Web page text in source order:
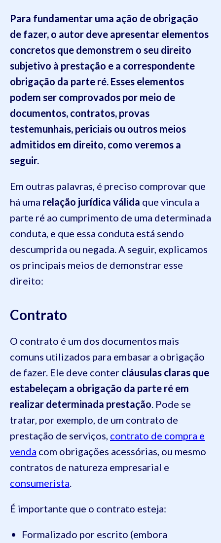
Para fundamentar uma ação de obrigação
de fazer, o autor deve apresentar elementos
concretos que demonstrem o seu direito
subjetivo à prestação e a correspondente
obrigação da parte ré. Esses elementos
podem ser comprovados por meio de
documentos, contratos, provas
testemunhais, periciais ou outros meios
admitidos em direito, como veremos a
seguir.
Em outras palavras, é preciso comprovar que
há uma relação jurídica válida que vincula a
parte ré ao cumprimento de uma determinada
conduta, e que essa conduta está sendo
descumprida ou negada. A seguir, explicamos
os principais meios de demonstrar esse
direito:
Contrato
O contrato é um dos documentos mais
comuns utilizados para embasar a obrigação
de fazer. Ele deve conter cláusulas claras que
estabeleçam a obrigação da parte ré em
realizar determinada prestação . Pode se
tratar, por exemplo, de um contrato de
prestação de serviços, contrato de compra e
venda com obrigações acessórias, ou mesmo
contratos de natureza empresarial e
consumerista
É importante que o contrato esteja:
Formalizado por escrito (embora